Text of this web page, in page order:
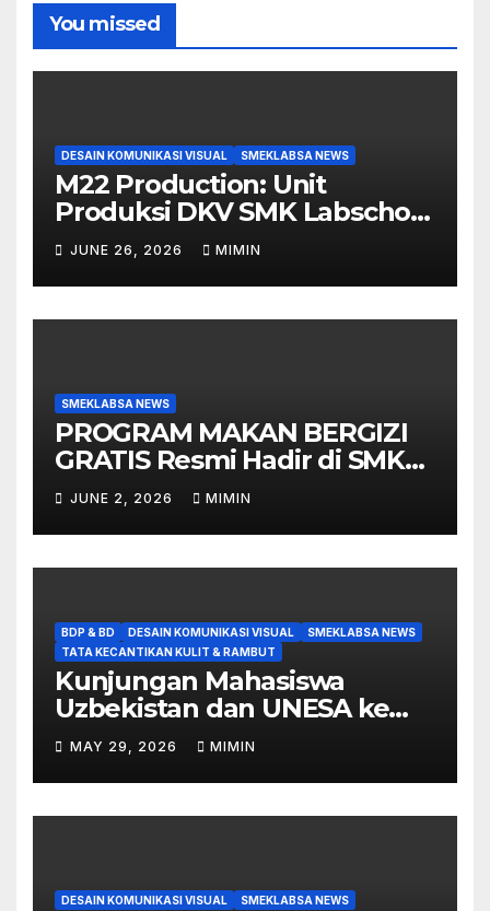
You missed
DESAIN KOMUNIKASI VISUAL SMEKLABSA NEWS
M22 Production: Unit
Produksi DKV SMK Labschool
Unesa 1 yang Siap Ambil
Peran di Berbagai Event
JUNE 26, 2026 MIMIN
SMEKLABSA NEWS
PROGRAM MAKAN BERGIZI
GRATIS Resmi Hadir di SMK
Labschool
JUNE 2, 2026 MIMIN
BDP & BD DESAIN KOMUNIKASI VISUAL
SMEKLABSA NEWS
TATA KECANTIKAN KULIT & RAMBUT
Kunjungan Mahasiswa
Uzbekistan dan UNESA ke
SMK Labschool UNESA 1
MAY 29, 2026 MIMIN
DESAIN KOMUNIKASI VISUAL SMEKLABSA NEWS